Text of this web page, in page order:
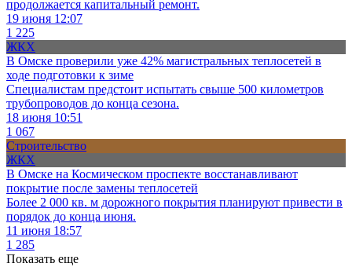
продолжается капитальный ремонт.
19 июня 12:07
1 225
ЖКХ
В Омске проверили уже 42% магистральных теплосетей в
ходе подготовки к зиме
Специалистам предстоит испытать свыше 500 километров
трубопроводов до конца сезона.
18 июня 10:51
1 067
Строительство
ЖКХ
В Омске на Космическом проспекте восстанавливают
покрытие после замены теплосетей
Более 2 000 кв. м дорожного покрытия планируют привести в
порядок до конца июня.
11 июня 18:57
1 285
Показать еще